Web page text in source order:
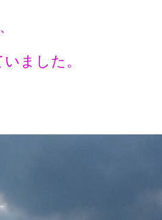
ました。